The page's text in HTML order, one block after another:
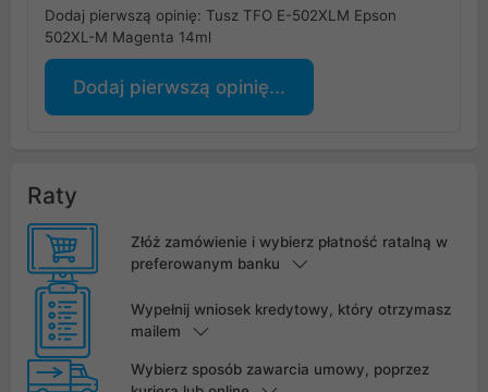
Dodaj pierwszą opinię: Tusz TFO E-502XLM Epson
502XL-M Magenta 14ml
Dodaj pierwszą opinię...
Raty
Złóż zamówienie i wybierz płatność ratalną w
preferowanym banku
Wypełnij wniosek kredytowy, który otrzymasz
mailem
Wybierz sposób zawarcia umowy, poprzez